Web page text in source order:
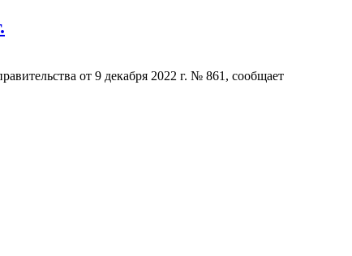
от 9 декабря 2022 г. № 861, сообщает